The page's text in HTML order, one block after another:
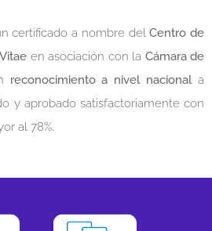
certificado a nombre delCentro de
en asociación con la Cámara de
reconocimiento a nivel nacionala
y aprobado satisfactoriamente con
al 78%.